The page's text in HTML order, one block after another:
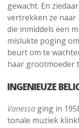
gewacht. En
vertrekken ze naar
die inmiddels een
mislukte poging
beurt om te
haar grootmoeder
INGENIEUZE
Vanessa ging in
tonale muziek